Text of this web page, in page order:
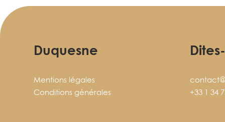
Duquesne
Mentions légales
Conditions générales
+33 1 34